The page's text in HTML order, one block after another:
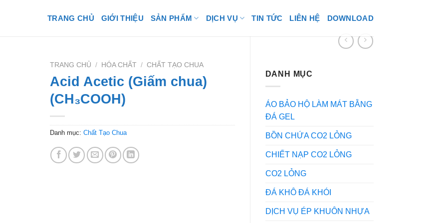
TRANG CHỦ GIỚI THIỆU SẢN PHẨM DỊCH VỤ TIN TỨC LIÊN HỆ DOWNLOAD
DANH MỤC
ÁO BẢO HỘ LÀM MÁT BẰNG
ĐÁ GEL
BỒN CHỨA CO2 LỎNG
CHIẾT NẠP CO2 LỎNG
CO2 LỎNG
ĐÁ KHÔ ĐÁ KHÓI
DỊCH VỤ ÉP KHUÔN NHỰA
TRANG CHỦ / HÓA CHẤT / CHẤT TẠO CHUA
Acid Acetic (Giấm chua)
(CH₃COOH)
Danh mục: Chất Tạo Chua